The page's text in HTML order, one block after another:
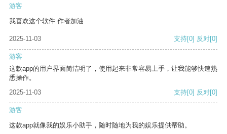
游客
我喜欢这个软件 作者加油
2025-11-03 支持[0] 反对[0]
游客
这款app的用户界面简洁明了，使用起来非常容易上手，让我能够快速熟
悉操作。
2025-11-03
支持[0] 反对[0]
游客
这款app就像我的娱乐小助手，随时随地为我的娱乐提供帮助。